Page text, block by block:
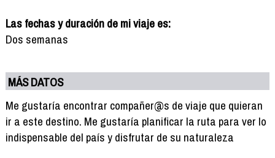
Las fechas y duración de mi viaje es:
Dos semanas
MÁS DATOS
Me gustaría encontrar compañer@s de viaje que quieran
ir a este destino. Me gustaría planificar la ruta para ver lo
indispensable del país y disfrutar de su naturaleza